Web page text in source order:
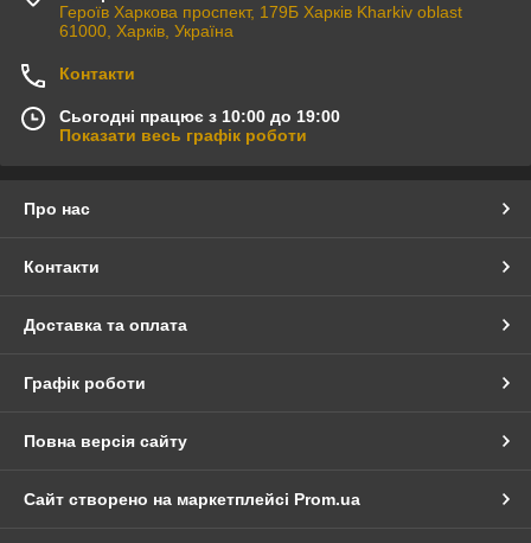
Героїв Харкова проспект, 179Б Харків Kharkiv oblast
61000, Харків, Україна
Контакти
Сьогодні працює з 10:00 до 19:00
Показати весь графік роботи
Про нас
Контакти
Доставка та оплата
Графік роботи
Повна версія сайту
Сайт створено на маркетплейсі Prom.ua